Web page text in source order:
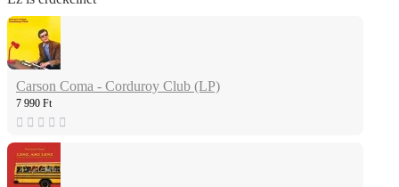
Carson Coma - Corduroy Club (LP)
7 990 Ft